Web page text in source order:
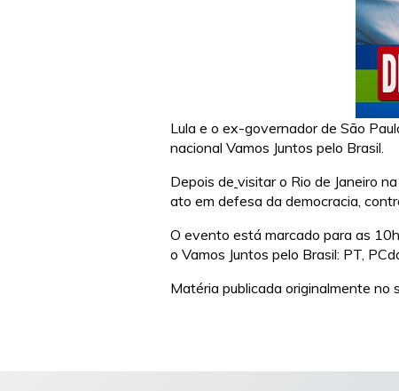
Lula e o ex-governador de São
nacional Vamos Juntos pelo Brasil.
Depois de visitar o Rio de Janeiro
ato em defesa da democracia,
O evento está marcado para as
o Vamos Juntos pelo Brasil: PT,
Matéria publicada originalmente no